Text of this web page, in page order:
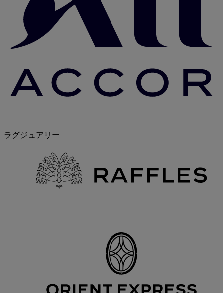
ラグジュアリー